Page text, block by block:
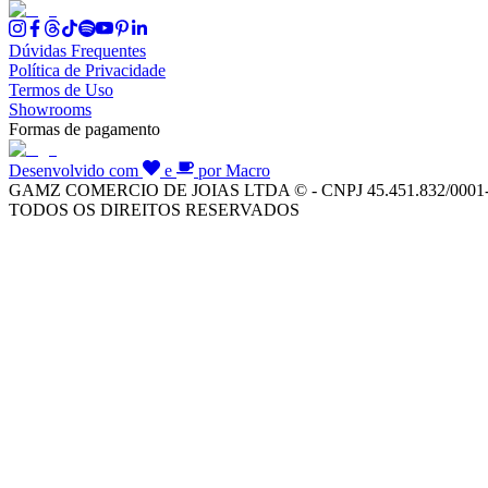
Dúvidas Frequentes
Política de Privacidade
Termos de Uso
Showrooms
Formas de pagamento
Desenvolvido com e
por Macro
GAMZ COMERCIO DE JOIAS LTDA © - CNPJ 45.451.832/
TODOS OS DIREITOS RESERVADOS